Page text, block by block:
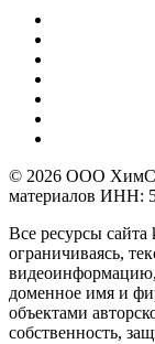
© 2026 ООО
материалов ИНН:
Все ресурсы
ограничиваясь,
видеоинформацию,
доменное имя и
объектами
собственность,